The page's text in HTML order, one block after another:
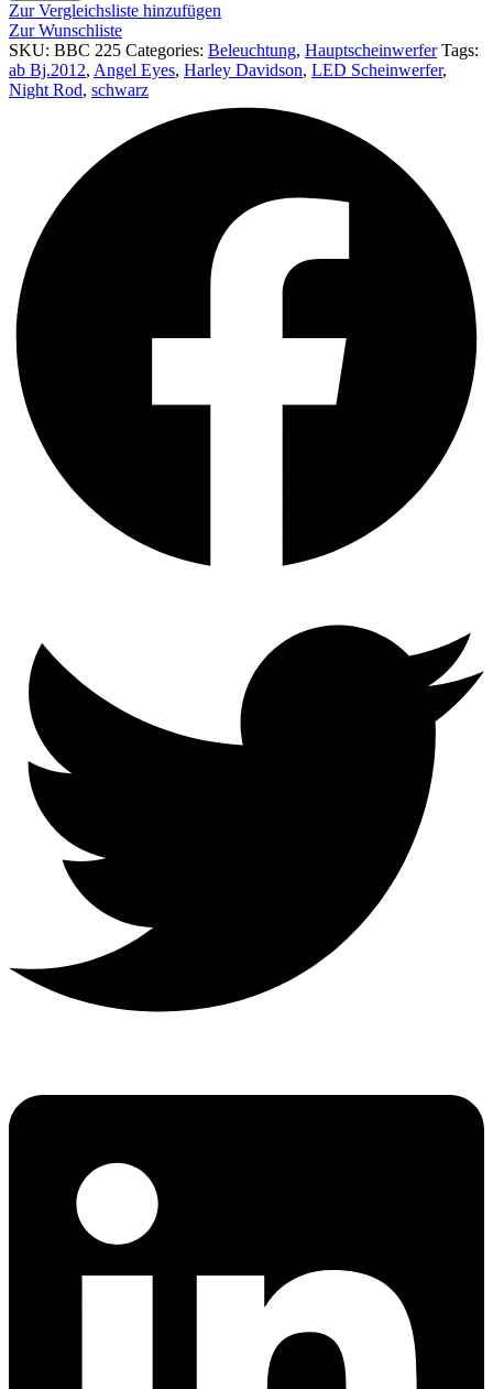
Zur Vergleichsliste hinzufügen
Zur Wunschliste
SKU: BBC 225 Categories: Beleuchtung, Hauptscheinwerfer Tags:
ab Bj.2012, Angel Eyes, Harley Davidson, LED Scheinwerfer,
Night Rod, schwarz